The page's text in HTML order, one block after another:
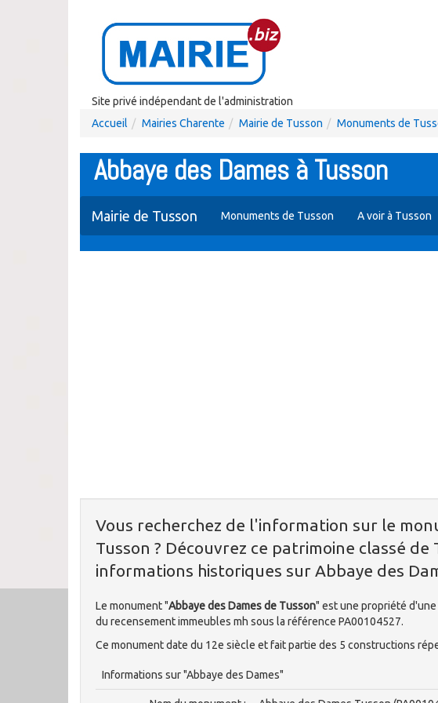
Site privé indépendant de l'administration
Accueil
Mairies Charente Mairie de Tusson Monuments de
Abbaye des Dames à Tusson
Mairie de Tusson Monuments de Tusson A voir à Tusson
Vous recherchez de l'information sur le
Tusson ? Découvrez ce patrimoine classé
informations historiques sur Abbaye des
Le monument "Abbaye des Dames de Tusson" est une propriété
du recensement immeubles mh sous la référence PA00104527.
Ce monument date du 12e siècle et fait partie des 5 constructions
Informations sur "Abbaye des Dames"